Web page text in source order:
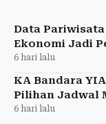
aman.
Data
Ekonomi Jadi
6 hari lalu
KA Bandara
Pilihan Jadwal
6 hari lalu